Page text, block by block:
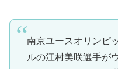
南京ユースオリンピ
ルの江村美咲選手が